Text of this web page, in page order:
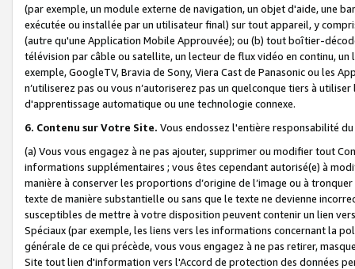
(par exemple, un module externe de navigation, un objet d'aide, une
exécutée ou installée par un utilisateur final) sur tout appareil, y
(autre qu'une Application Mobile Approuvée); ou (b) tout boîtier-
télévision par câble ou satellite, un lecteur de flux vidéo en continu,
exemple, GoogleTV, Bravia de Sony, Viera Cast de Panasonic ou les
n’utiliserez pas ou vous n’autoriserez pas un quelconque tiers à
d'apprentissage automatique ou une technologie connexe.
6. Contenu sur Votre Site. Vous endossez l'entière responsabilité
(a) Vous vous engagez à ne pas ajouter, supprimer ou modifier tout
informations supplémentaires ; vous êtes cependant autorisé(e) à
manière à conserver les proportions d’origine de l’image ou à
texte de manière substantielle ou sans que le texte ne devienne
susceptibles de mettre à votre disposition peuvent contenir un lien
Spéciaux (par exemple, les liens vers les informations concernant la
générale de ce qui précède, vous vous engagez à ne pas retirer,
Site tout lien d'information vers l'Accord de protection des données